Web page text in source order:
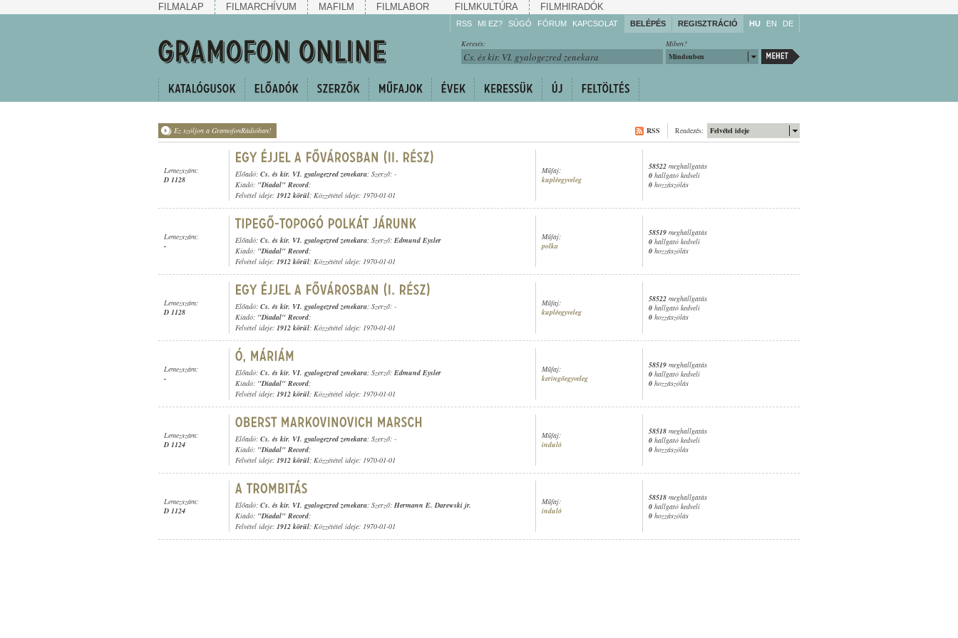
FILMALAP FILMARCHÍVUM MAFILM FILMLABOR FILMKULTÚRA FILMHIRADÓK
RSS MI EZ? SÚGÓ
Gyarapítsa!
Kövesse!
FÓRUM KAPCSOLAT BELÉPÉS REGISZTRÁCIÓ HU EN DE
Miben?
Mindenben
Keresés:
Ez szóljon a GramofonRádióban! Felvétel ideje
Rendezés:
RSS
Lemezszám:
D 1128
Előadó: Cs. és kir. VI. gyalogezred zenekara; Szerző: -
Kiadó: "Diadal" Record;
Felvétel ideje: 1912 körül; Közzététel ideje: 1970-01-01
Műfaj:
kupléegyveleg
58522 meghallgatás
0 hallgató kedveli
0 hozzászólás
Lemezszám:
-
Előadó: Cs. és kir. VI. gyalogezred zenekara; Szerző: Edmund Eysler
Kiadó: "Diadal" Record;
Felvétel ideje: 1912 körül; Közzététel ideje: 1970-01-01
Műfaj:
polka
58519 meghallgatás
0 hallgató kedveli
0 hozzászólás
Lemezszám:
D 1128
Előadó: Cs. és kir. VI. gyalogezred zenekara; Szerző: -
Kiadó: "Diadal" Record;
Felvétel ideje: 1912 körül; Közzététel ideje: 1970-01-01
Műfaj:
kupléegyveleg
58522 meghallgatás
0 hallgató kedveli
0 hozzászólás
Lemezszám:
-
Előadó: Cs. és kir. VI. gyalogezred zenekara; Szerző: Edmund Eysler
Kiadó: "Diadal" Record;
Felvétel ideje: 1912 körül; Közzététel ideje: 1970-01-01
Műfaj:
keringőegyveleg
58519 meghallgatás
0 hallgató kedveli
0 hozzászólás
Lemezszám:
D 1124
Előadó: Cs. és kir. VI. gyalogezred zenekara; Szerző: -
Kiadó: "Diadal" Record;
Felvétel ideje: 1912 körül; Közzététel ideje: 1970-01-01
Műfaj:
induló
58518 meghallgatás
0 hallgató kedveli
0 hozzászólás
Lemezszám:
D 1124
Előadó: Cs. és kir. VI. gyalogezred zenekara; Szerző: Hermann E. Darewski jr.
Kiadó: "Diadal" Record;
Felvétel ideje: 1912 körül; Közzététel ideje: 1970-01-01
Műfaj:
induló
58518 meghallgatás
0 hallgató kedveli
0 hozzászólás